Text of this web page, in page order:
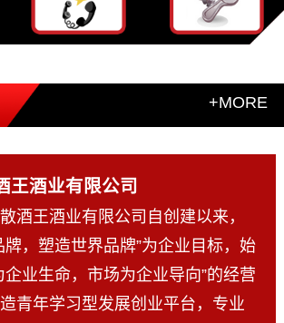
+MORE
王酒业有限公司
王酒业有限公司自创建以来，
牌，塑造世界品牌”为企业目标，始
企业生命，市场为企业导向”的经营
青年学习型发展创业平台，专业